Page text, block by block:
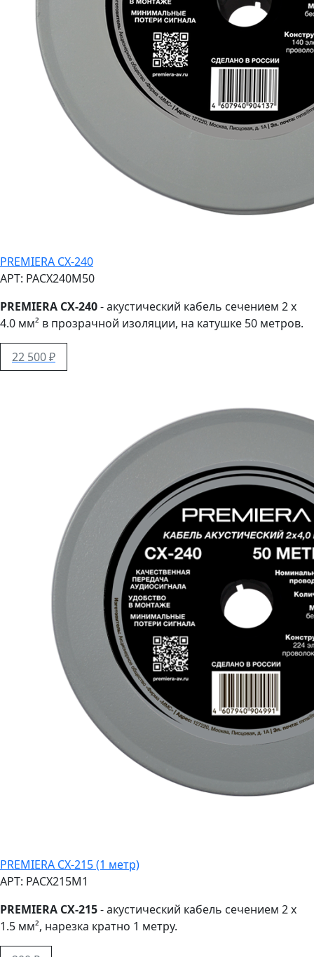
PREMIERA CX-240
АРТ: PACX240M50
PREMIERA CX-240- акустический кабель сечением 2 x
4.0 мм² в прозрачной изоляции, на катушке 50 метров.
22 500 ₽
PREMIERA CX-215 (1 метр)
АРТ: PACX215M1
PREMIERA CX-215- акустический кабель сечением 2 x
1.5 мм², нарезка кратно 1 метру.